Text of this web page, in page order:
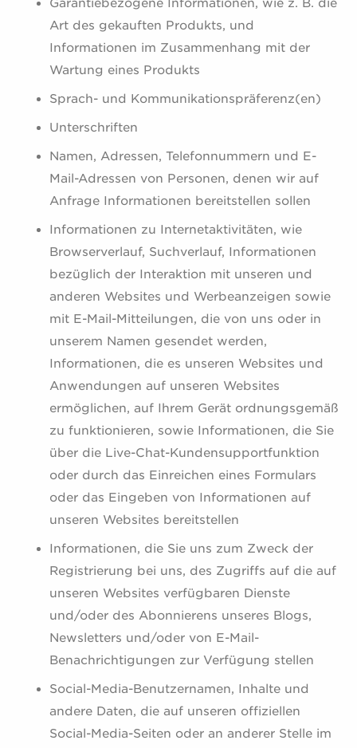
Garantiebezogene Informationen, wie z. B. die
Art des gekauften Produkts, und
Informationen im Zusammenhang mit der
Wartung eines Produkts
Sprach- und Kommunikationspräferenz(en)
Unterschriften
Namen, Adressen, Telefonnummern und E-
Mail-Adressen von Personen, denen wir auf
Anfrage Informationen bereitstellen sollen
Informationen zu Internetaktivitäten, wie
Browserverlauf, Suchverlauf, Informationen
bezüglich der Interaktion mit unseren und
anderen Websites und Werbeanzeigen sowie
mit E-Mail-Mitteilungen, die von uns oder in
unserem Namen gesendet werden,
Informationen, die es unseren Websites und
Anwendungen auf unseren Websites
ermöglichen, auf Ihrem Gerät ordnungsgemäß
zu funktionieren, sowie Informationen, die Sie
über die Live-Chat-Kundensupportfunktion
oder durch das Einreichen eines Formulars
oder das Eingeben von Informationen auf
unseren Websites bereitstellen
Informationen, die Sie uns zum Zweck der
Registrierung bei uns, des Zugriffs auf die auf
unseren Websites verfügbaren Dienste
und/oder des Abonnierens unseres Blogs,
Newsletters und/oder von E-Mail-
Benachrichtigungen zur Verfügung stellen
Social-Media-Benutzernamen, Inhalte und
andere Daten, die auf unseren offiziellen
Social-Media-Seiten oder an anderer Stelle im